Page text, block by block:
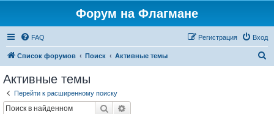
Форум на Флагмане
FAQ Вход
Регистрация
Список форумов Поиск Активные темы
Активные темы
Перейти к расширенному поиску
Поиск